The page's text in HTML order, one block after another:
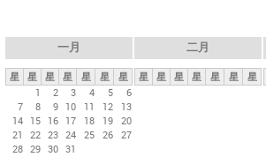
一月
星 星 星 星 星 星
星
1
2 3 4 5
6
7
8 9 10 11 12
13
14 15 16 17 18 19 20
21
22 23 24 25 26 27
28 29 30 31
二月
星 星 星 星 星 星 星